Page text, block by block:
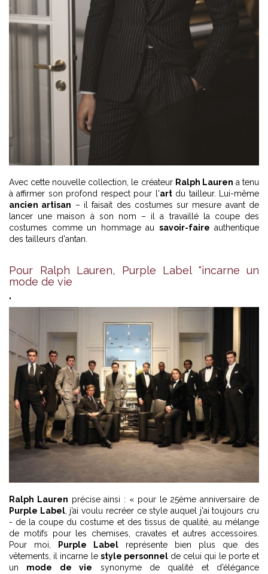
Avec cette nouvelle collection, le créateur Ralph Lauren a tenu
à affirmer son profond respect pour l'artdu tailleur. Lui-même
ancien artisan – il faisait des costumes sur mesure avant de
lancer une maison à son nom – il a travaillé la coupe des
costumes comme un hommage au savoir-faire authentique
des tailleurs d'antan.
Pour Ralph Lauren, Purple Label "incarne un
mode de vie
"
Ralph Lauren précise ainsi : « pour le 25ème anniversaire de
Purple Label, j’ai voulu recréer ce style auquel j'ai toujours cru
- de la coupe du costume et des tissus de qualité, au mélange
de motifs pour les chemises, cravates et autres accessoires.
Pour moi,
Purple Label représente bien plus que des
vêtements, il incarne le style personnelde celui qui le porte et
un mode de vie synonyme de qualité et d’élégance